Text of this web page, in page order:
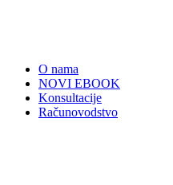
O nama
NOVI EBOOK
Konsultacije
Računovodstvo